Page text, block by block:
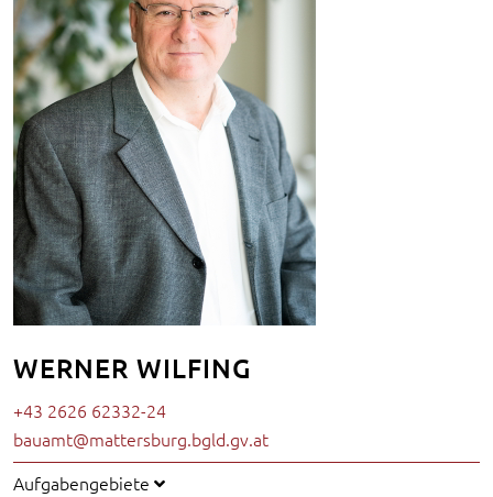
WERNER WILFING
+43 2626 62332-24
bauamt@mattersburg.bgld.gv.at
Aufgabengebiete